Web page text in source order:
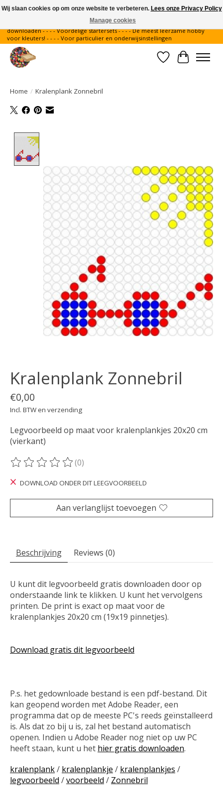
Gratis verzending binnen Nederland - - - - Legvoorbeelden gratis te
downloaden - - - - Voordelige startersets - - - - De meest leerzame hobby
voor kleuters! - - - - Voor particulier en onderwijsinstellingen
Verlanglijst
Home / Kralenplank Zonnebril
Kralenplank Zonnebril
€0,00
Incl. BTW en verzending
Legvoorbeeld op maat voor kralenplankjes 20x20 cm
(vierkant)
De beoordeling van dit product is
(0)
DOWNLOAD ONDER DIT LEEGVOORBEELD
Aan verlanglijst toevoegen
Beschrijving Reviews (0)
U kunt dit legvoorbeeld gratis downloaden door op
onderstaande link te klikken. U kunt het vervolgens
printen. De print is exact op maat voor de
kralenplankjes 20x20 cm (19x19 pinnetjes).
Download gratis dit legvoorbeeld
P.s. het gedownloade bestand is een pdf-bestand. Dit
kan geopend worden met Adobe Reader, een
programma dat op de meeste PC's reeds geïnstalleerd
is. Als dat zo bij u is, zal het bestand automatisch
openen. Indien u Adobe Reader nog niet op uw PC
heeft staan, kunt u het hier gratis downloaden.
kralenplank/ kralenplankje / kralenplankjes /
legvoorbeeld /voorbeeld / Zonnebril
Wij slaan cookies op om onze website te verbeteren. Lees onze Privacy Policy
Manage cookies